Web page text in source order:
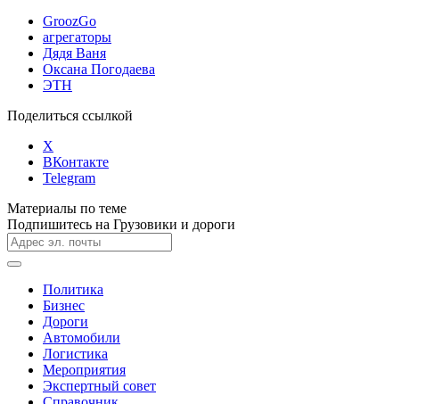
GroozGo
агрегаторы
Дядя Ваня
Оксана Погодаева
ЭТН
Поделиться ссылкой
X
ВКонтакте
Telegram
Материалы по теме
Подпишитесь на Грузовики и дороги
Политика
Бизнес
Дороги
Автомобили
Логистика
Мероприятия
Экспертный совет